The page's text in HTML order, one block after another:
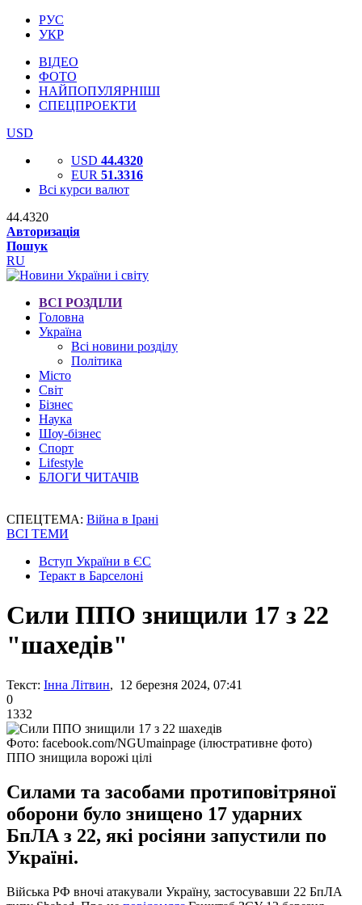
РУС
УКР
ВІДЕО
ФОТО
НАЙПОПУЛЯРНІШІ
СПЕЦПРОЕКТИ
USD
USD 44.4320
EUR 51.3316
Всі курси валют
44.4320
Авторизація
Пошук
RU
ВСІ РОЗДІЛИ
Головна
Україна
Всі новини розділу
Політика
Місто
Світ
Бізнес
Наука
Шоу-бізнес
Спорт
Lifestyle
БЛОГИ ЧИТАЧІВ
СПЕЦТЕМА: Війна в Ірані
ВСІ ТЕМИ
Вступ України в ЄС
Теракт в Барселоні
Сили ППО знищили 17 з 22
"шахедів"
Текст: Інна Літвин, 12 березня 2024, 07:41
0
1332
Фото: facebook.com/NGUmainpage (ілюстративне фото)
ППО знищила ворожі цілі
Силами та засобами протиповітряної
оборони було знищено 17 ударних
БпЛА з 22, які росіяни запустили по
Україні.
Війська РФ вночі атакували Україну, застосувавши 22 БпЛА